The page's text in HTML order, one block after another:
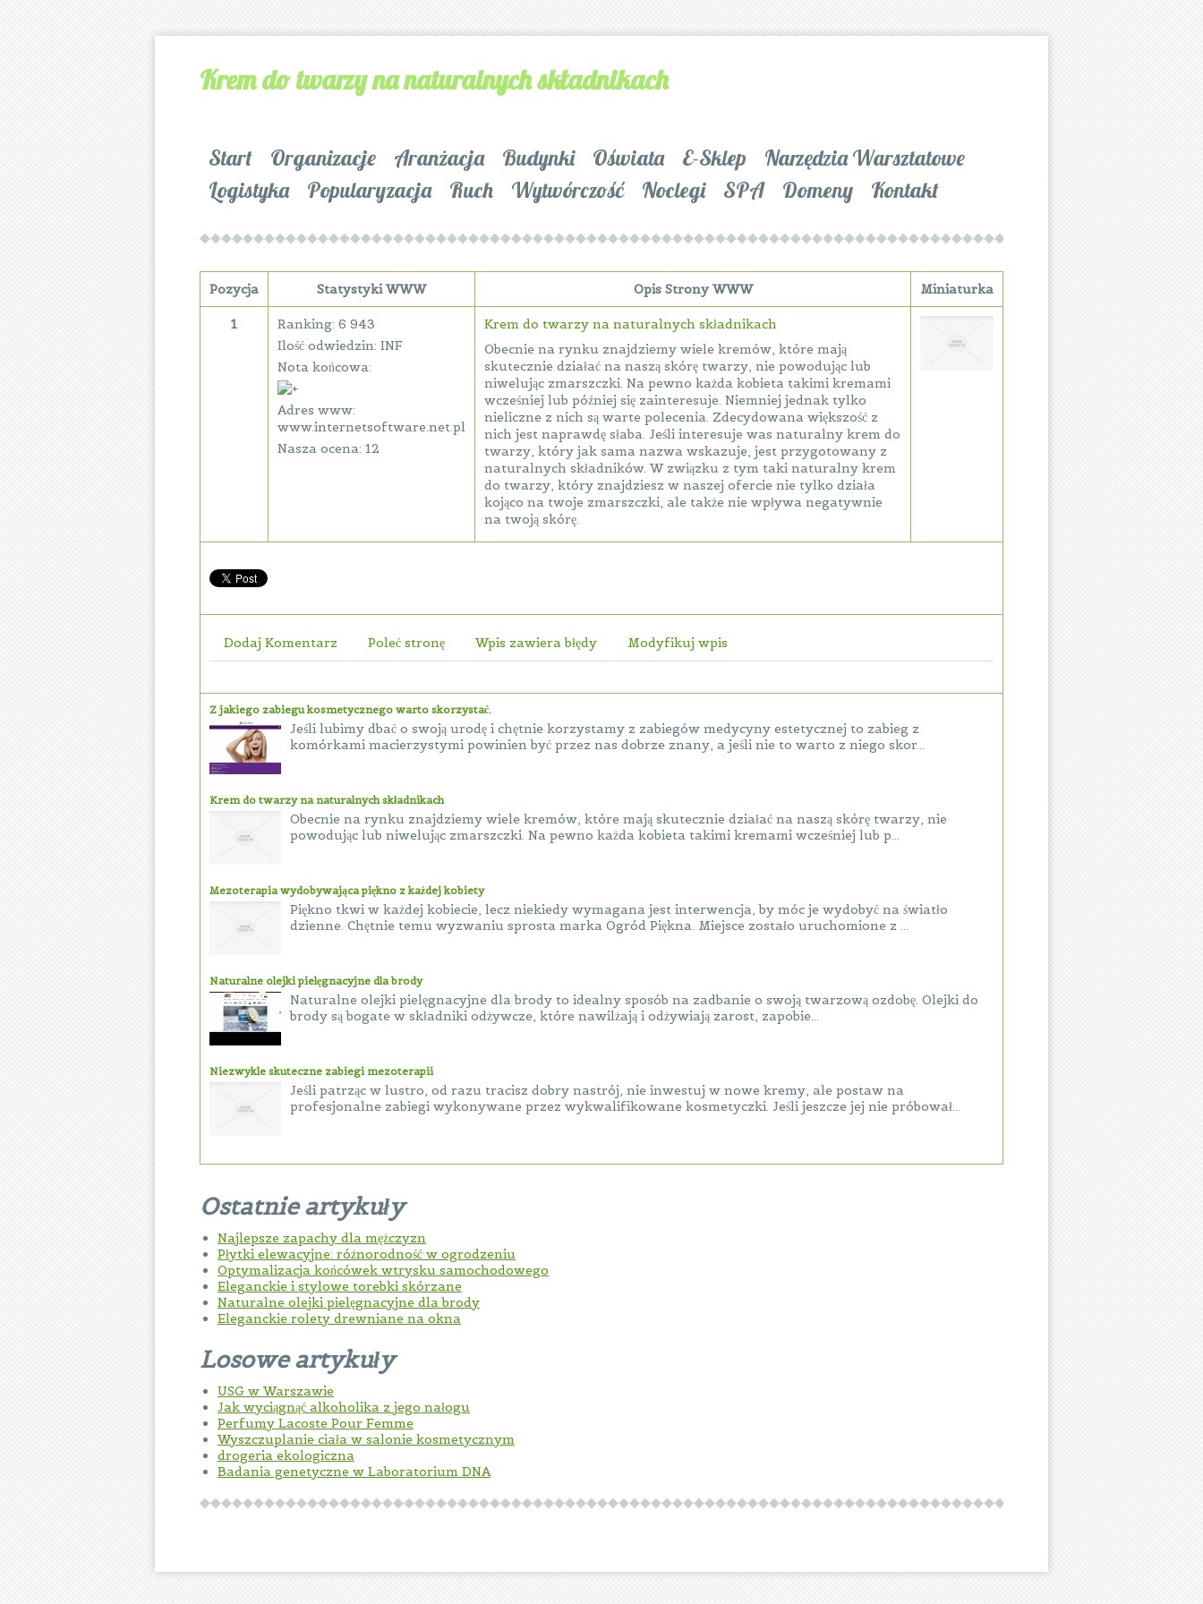
Krem do twarzy na naturalnych składnikach
Start Organizacje Aranżacja Budynki Oświata E-Sklep
Narzędzia Warsztatowe
Logistyka
Popularyzacja Ruch Wytwórczość Noclegi SPA Domeny Kontakt
Pozycja Statystyki WWW Opis Strony WWW Miniaturka
1
Ranking: 6 943
Ilość odwiedzin: INF
Nota końcowa:
Adres www:
www.internetsoftware.net.pl
Nasza ocena: 12
Krem do twarzy na naturalnych składnikach
Obecnie na rynku znajdziemy wiele kremów, które mają
skutecznie działać na naszą skórę twarzy, nie powodując lub
niwelując zmarszczki. Na pewno każda kobieta takimi kremami
wcześniej lub później się zainteresuje. Niemniej jednak tylko
nieliczne z nich są warte polecenia. Zdecydowana większość z
nich jest naprawdę słaba. Jeśli interesuje was naturalny krem do
twarzy, który jak sama nazwa wskazuje, jest przygotowany z
naturalnych składników. W związku z tym taki naturalny krem
do twarzy, który znajdziesz w naszej ofercie nie tylko działa
kojąco na twoje zmarszczki, ale także nie wpływa negatywnie
na twoją skórę.
Dodaj Komentarz Poleć stronę Wpis zawiera błędy Modyfikuj wpis
Z jakiego zabiegu kosmetycznego warto skorzystać.
Jeśli lubimy dbać o swoją urodę i chętnie korzystamy z zabiegów medycyny estetycznej to zabieg z
komórkami macierzystymi powinien być przez nas dobrze znany, a jeśli nie to warto z niego skor...
Krem do twarzy na naturalnych składnikach
Obecnie na rynku znajdziemy wiele kremów, które mają skutecznie działać na naszą skórę twarzy, nie
powodując lub niwelując zmarszczki. Na pewno każda kobieta takimi kremami wcześniej lub p...
Mezoterapia wydobywająca piękno z każdej kobiety
Piękno tkwi w każdej kobiecie, lecz niekiedy wymagana jest interwencja, by móc je wydobyć na światło
dzienne. Chętnie temu wyzwaniu sprosta marka Ogród Piękna. Miejsce zostało uruchomione z ...
Naturalne olejki pielęgnacyjne dla brody
Naturalne olejki pielęgnacyjne dla brody to idealny sposób na zadbanie o swoją twarzową ozdobę. Olejki do
brody są bogate w składniki odżywcze, które nawilżają i odżywiają zarost, zapobie...
Niezwykle skuteczne zabiegi mezoterapii
Jeśli patrząc w lustro, od razu tracisz dobry nastrój, nie inwestuj w nowe kremy, ale postaw na
profesjonalne zabiegi wykonywane przez wykwalifikowane kosmetyczki. Jeśli jeszcze jej nie próbował...
Ostatnie artykuły
Najlepsze zapachy dla mężczyzn
Płytki elewacyjne: różnorodność w ogrodzeniu
Optymalizacja końcówek wtrysku samochodowego
Eleganckie i stylowe torebki skórzane
Naturalne olejki pielęgnacyjne dla brody
Eleganckie rolety drewniane na okna
Losowe artykuły
USG w Warszawie
Jak wyciągnąć alkoholika z jego nałogu
Perfumy Lacoste Pour Femme
Wyszczuplanie ciała w salonie kosmetycznym
drogeria ekologiczna
Badania genetyczne w Laboratorium DNA